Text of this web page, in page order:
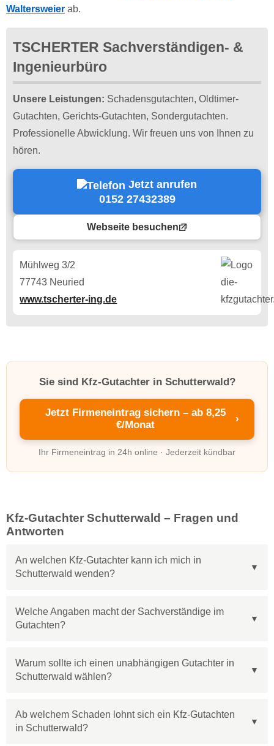
Waltersweier ab.
TSCHERTER Sachverständigen- &
Ingenieurbüro
Unsere Leistungen: Schadensgutachten, Oldtimer-
Gutachten, Gerichts-Gutachten, Sondergutachten.
Professionelle Abwicklung. Wir freuen uns von Ihnen zu
hören.
Jetzt anrufen
0152 27432389
Webseite besuchen
Mühlweg 3/2
77743 Neuried
www.tscherter-ing.de
Sie sind Kfz-Gutachter in Schutterwald?
Jetzt Firmeneintrag sichern – ab 8,25
€/Monat
›
Ihr Firmeneintrag in 24h online · Jederzeit kündbar
Kfz-Gutachter Schutterwald – Fragen und
Antworten
An welchen Kfz-Gutachter kann ich mich in
Schutterwald wenden?
Welche Angaben macht der Sachverständige im
Gutachten?
Warum sollte ich einen unabhängigen Gutachter in
Schutterwald wählen?
Ab welchem Schaden lohnt sich ein Kfz-Gutachten
in Schutterwald?